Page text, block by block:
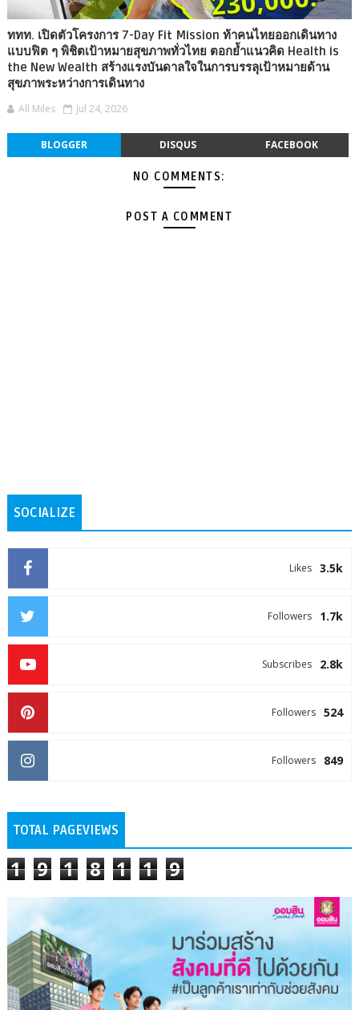
ททท. เปิดตัวโครงการ 7-Day Fit Mission ท้าคนไทยออกเดินทาง
แบบฟิต ๆ พิชิตเป้าหมายสุขภาพทั่วไทย ตอกย้ำแนวคิด Health is
the New Wealth สร้างแรงบันดาลใจในการบรรลุเป้าหมายด้าน
สุขภาพระหว่างการเดินทาง
All Miles Jul 24, 2026
BLOGGER DISQUS FACEBOOK
NO COMMENTS:
POST A COMMENT
SOCIALIZE
3.5k
Likes
1.7k
Followers
2.8k
Subscribes
524
Followers
849
Followers
TOTAL PAGEVIEWS
1 9 1 8 1 1 9